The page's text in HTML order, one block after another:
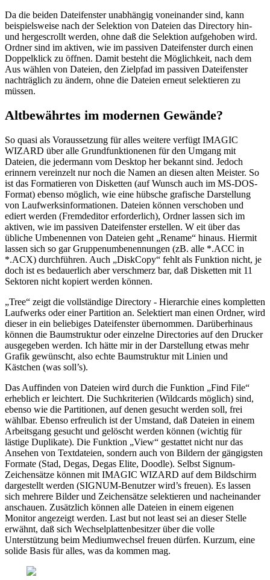
Da die beiden Dateifenster unabhängig voneinander sind, kann
beispielsweise nach der Selektion von Dateien das Directory hin-
und hergescrollt werden, ohne daß die Selektion aufgehoben wird.
Ordner sind im aktiven, wie im passiven Dateifenster durch einen
Doppelklick zu öffnen. Damit besteht die Möglichkeit, nach dem
Aus wählen von Dateien, den Zielpfad im passiven Dateifenster
nachträglich zu ändern, ohne die Dateien erneut selektieren zu
müssen.
Altbewährtes im modernen Gewände?
So quasi als Voraussetzung für alles weitere verfügt IMAGIC
WIZARD über alle Grundfunktionenen für den Umgang mit
Dateien, die jedermann vom Desktop her bekannt sind. Jedoch
erinnern vereinzelt nur noch die Namen an diesen alten Meister. So
ist das Formatieren von Disketten (auf Wunsch auch im MS-DOS-
Format) ebenso möglich, wie eine hübsche grafische Darstellung
von Laufwerksinformationen. Dateien können verschoben und
ediert werden (Fremdeditor erforderlich), Ordner lassen sich im
aktiven, wie im passiven Dateifenster erstellen. W eit über das
übliche Umbenennen von Dateien geht „Rename“ hinaus. Hiermit
lassen sich so gar Gruppenumbenennungen (zB. alle *.ACC in
*.ACX) durchführen. Auch „DiskCopy“ fehlt als Funktion nicht, je
doch ist es bedauerlich aber verschmerz bar, daß Disketten mit 11
Sektoren nicht kopiert werden können.
„Tree“ zeigt die vollständige Directory - Hierarchie eines kompletten
Laufwerks oder einer Partition an. Selektiert man einen Ordner, wird
dieser in ein beliebiges Dateifenster übernommen. Darüberhinaus
können die Baumstruktur oder einzelne Directories auf den Drucker
ausgegeben werden. Ich hätte mir in der Darstellung etwas mehr
Grafik gewünscht, also echte Baumstruktur mit Linien und
Kästchen (was soll’s).
Das Auffinden von Dateien wird durch die Funktion „Find File“
erheblich er leichtert. Die Suchkriterien (Wildcards möglich) sind,
ebenso wie die Partitionen, auf denen gesucht werden soll, frei
wählbar. Ebenso erfreulich ist der Umstand, daß Dateien in einem
Arbeitsgang gesucht und gelöscht werden können (wichtig für
lästige Duplikate). Die Funktion „View“ gestattet nicht nur das
Ansehen von Textdateien, sondern auch von Bildern der gängigsten
Formate (Stad, Degas, Degas Elite, Doodle). Selbst Signum-
Zeichensätze können mit IMAGIC WIZARD auf dem Bildschirm
dargestellt werden (SIGNUM-Benutzer wird’s freuen). Es lassen
sich mehrere Bilder und Zeichensätze selektieren und nacheinander
anschauen. Zusätzlich können alle Dateien in einem eigenen
Monitor angezeigt werden. Last but not least sei an dieser Stelle
erwähnt, daß sich Wechselplattenbesitzer über die volle
Unterstützung beim Mediumwechsel freuen dürfen. Kurzum, eine
solide Basis für alles, was da kommen mag.